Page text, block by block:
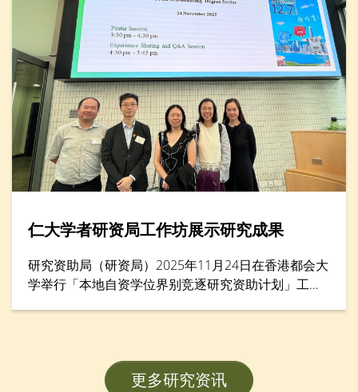
支援计划（QESS）资助近490万港元，预计于2026年
下半年开始试行。
仁大学者研资局工作坊展示研究成果
研究资助局（研资局）2025年11月24日在香港都会大
学举行「本地自资学位界别竞逐研究资助计划」工作
会工作学系副教授武婉娴博士，展示其在教员发展计
划（FDS）研究项目的卓越成果。
更多研究资讯